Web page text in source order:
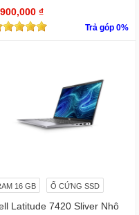
QHD (3200x1800)
₫
Trả góp 0%
16 GB Ổ CỨNG SSD
Latitude 7420 Sliver Nhô